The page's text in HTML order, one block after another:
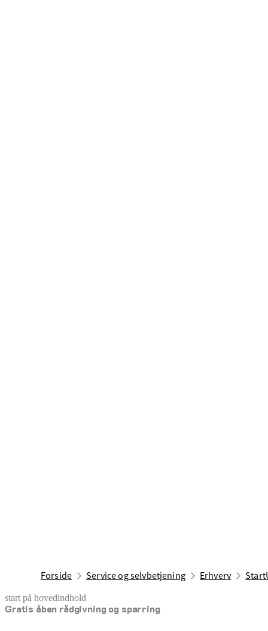
Forside Service og selvbetjening Erhverv
start på hovedindhold
Gratis åben rådgivning og sparring
senest opdateret 1. maj 2026